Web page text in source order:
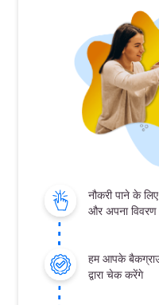
नौकरी पाने के
और अपना
हम आपके
द्वारा चेक करेंगे